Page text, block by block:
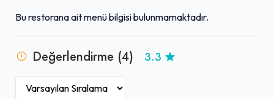
Bu restorana ait menü bilgisi bulunmamaktadır.
Değerlendirme (4) 3.3